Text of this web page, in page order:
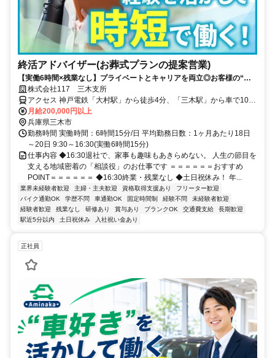
終活アドバイザー(お葬式プランの提案営業)
【実働6時間×残業なし】プライベートとキャリアを両立◎お客様の“も
しも”に備える相談スタッフ◎とかにしてみませんか？
株式会社117 三木支所
アクセス 神戸電鉄「大村駅」から徒歩4分、「三木駅」から車で10分
■車・バイク通勤ＯＫ
月給200,000円以上
兵庫県三木市
勤務時間 実働時間：6時間15分/日 平均勤務日数：1ヶ月あたり18日
～20日 9:30～16:30(実働6時間15分)
仕事内容 ◆16:30退社で、家事も趣味もあきらめない。 人生の節目を
支える地域密着の「相談役」のお仕事です ＝＝＝＝＝＝おすすめ
POINT＝＝＝＝＝＝ ◆16:30終業・残業なし ◆土日祝休み！ 年...
業界未経験者歓迎 主婦・主夫歓迎 資格取得支援あり
フリーター歓迎
バイク通勤OK
学歴不問 車通勤OK 固定時間制 経験不問
未経験者歓迎
経験者歓迎
残業なし 研修あり 賞与あり ブランクOK 交通費支給
長期歓迎
駅近5分以内
土日祝休み 入社祝い金あり
正社員